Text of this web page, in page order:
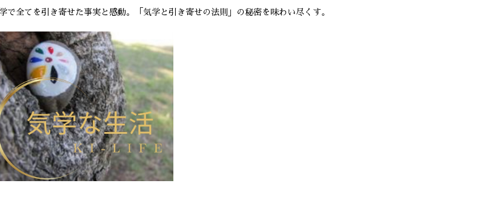
で全てを引き寄せた事実と感動。「気学と引き寄せの法則」の秘密を味わい尽くす。